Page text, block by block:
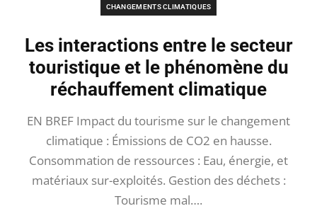
CHANGEMENTS CLIMATIQUES
Les interactions entre le secteur
touristique et le phénomène du
réchauffement climatique
EN BREF Impact du tourisme sur le changement
climatique : Émissions de CO2 en hausse.
Consommation de ressources : Eau, énergie, et
matériaux sur-exploités. Gestion des déchets :
Tourisme mal….